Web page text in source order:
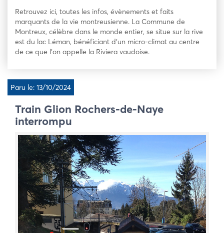
Retrouvez ici, toutes les infos, évènements et faits
marquants de la vie montreusienne. La Commune de
Montreux, célèbre dans le monde entier, se situe sur la rive
est du lac Léman, bénéficiant d’un micro-climat au centre
de ce que l’on appelle la Riviera vaudoise.
Paru le: 13/10/2024
Train Glion Rochers-de-Naye
interrompu